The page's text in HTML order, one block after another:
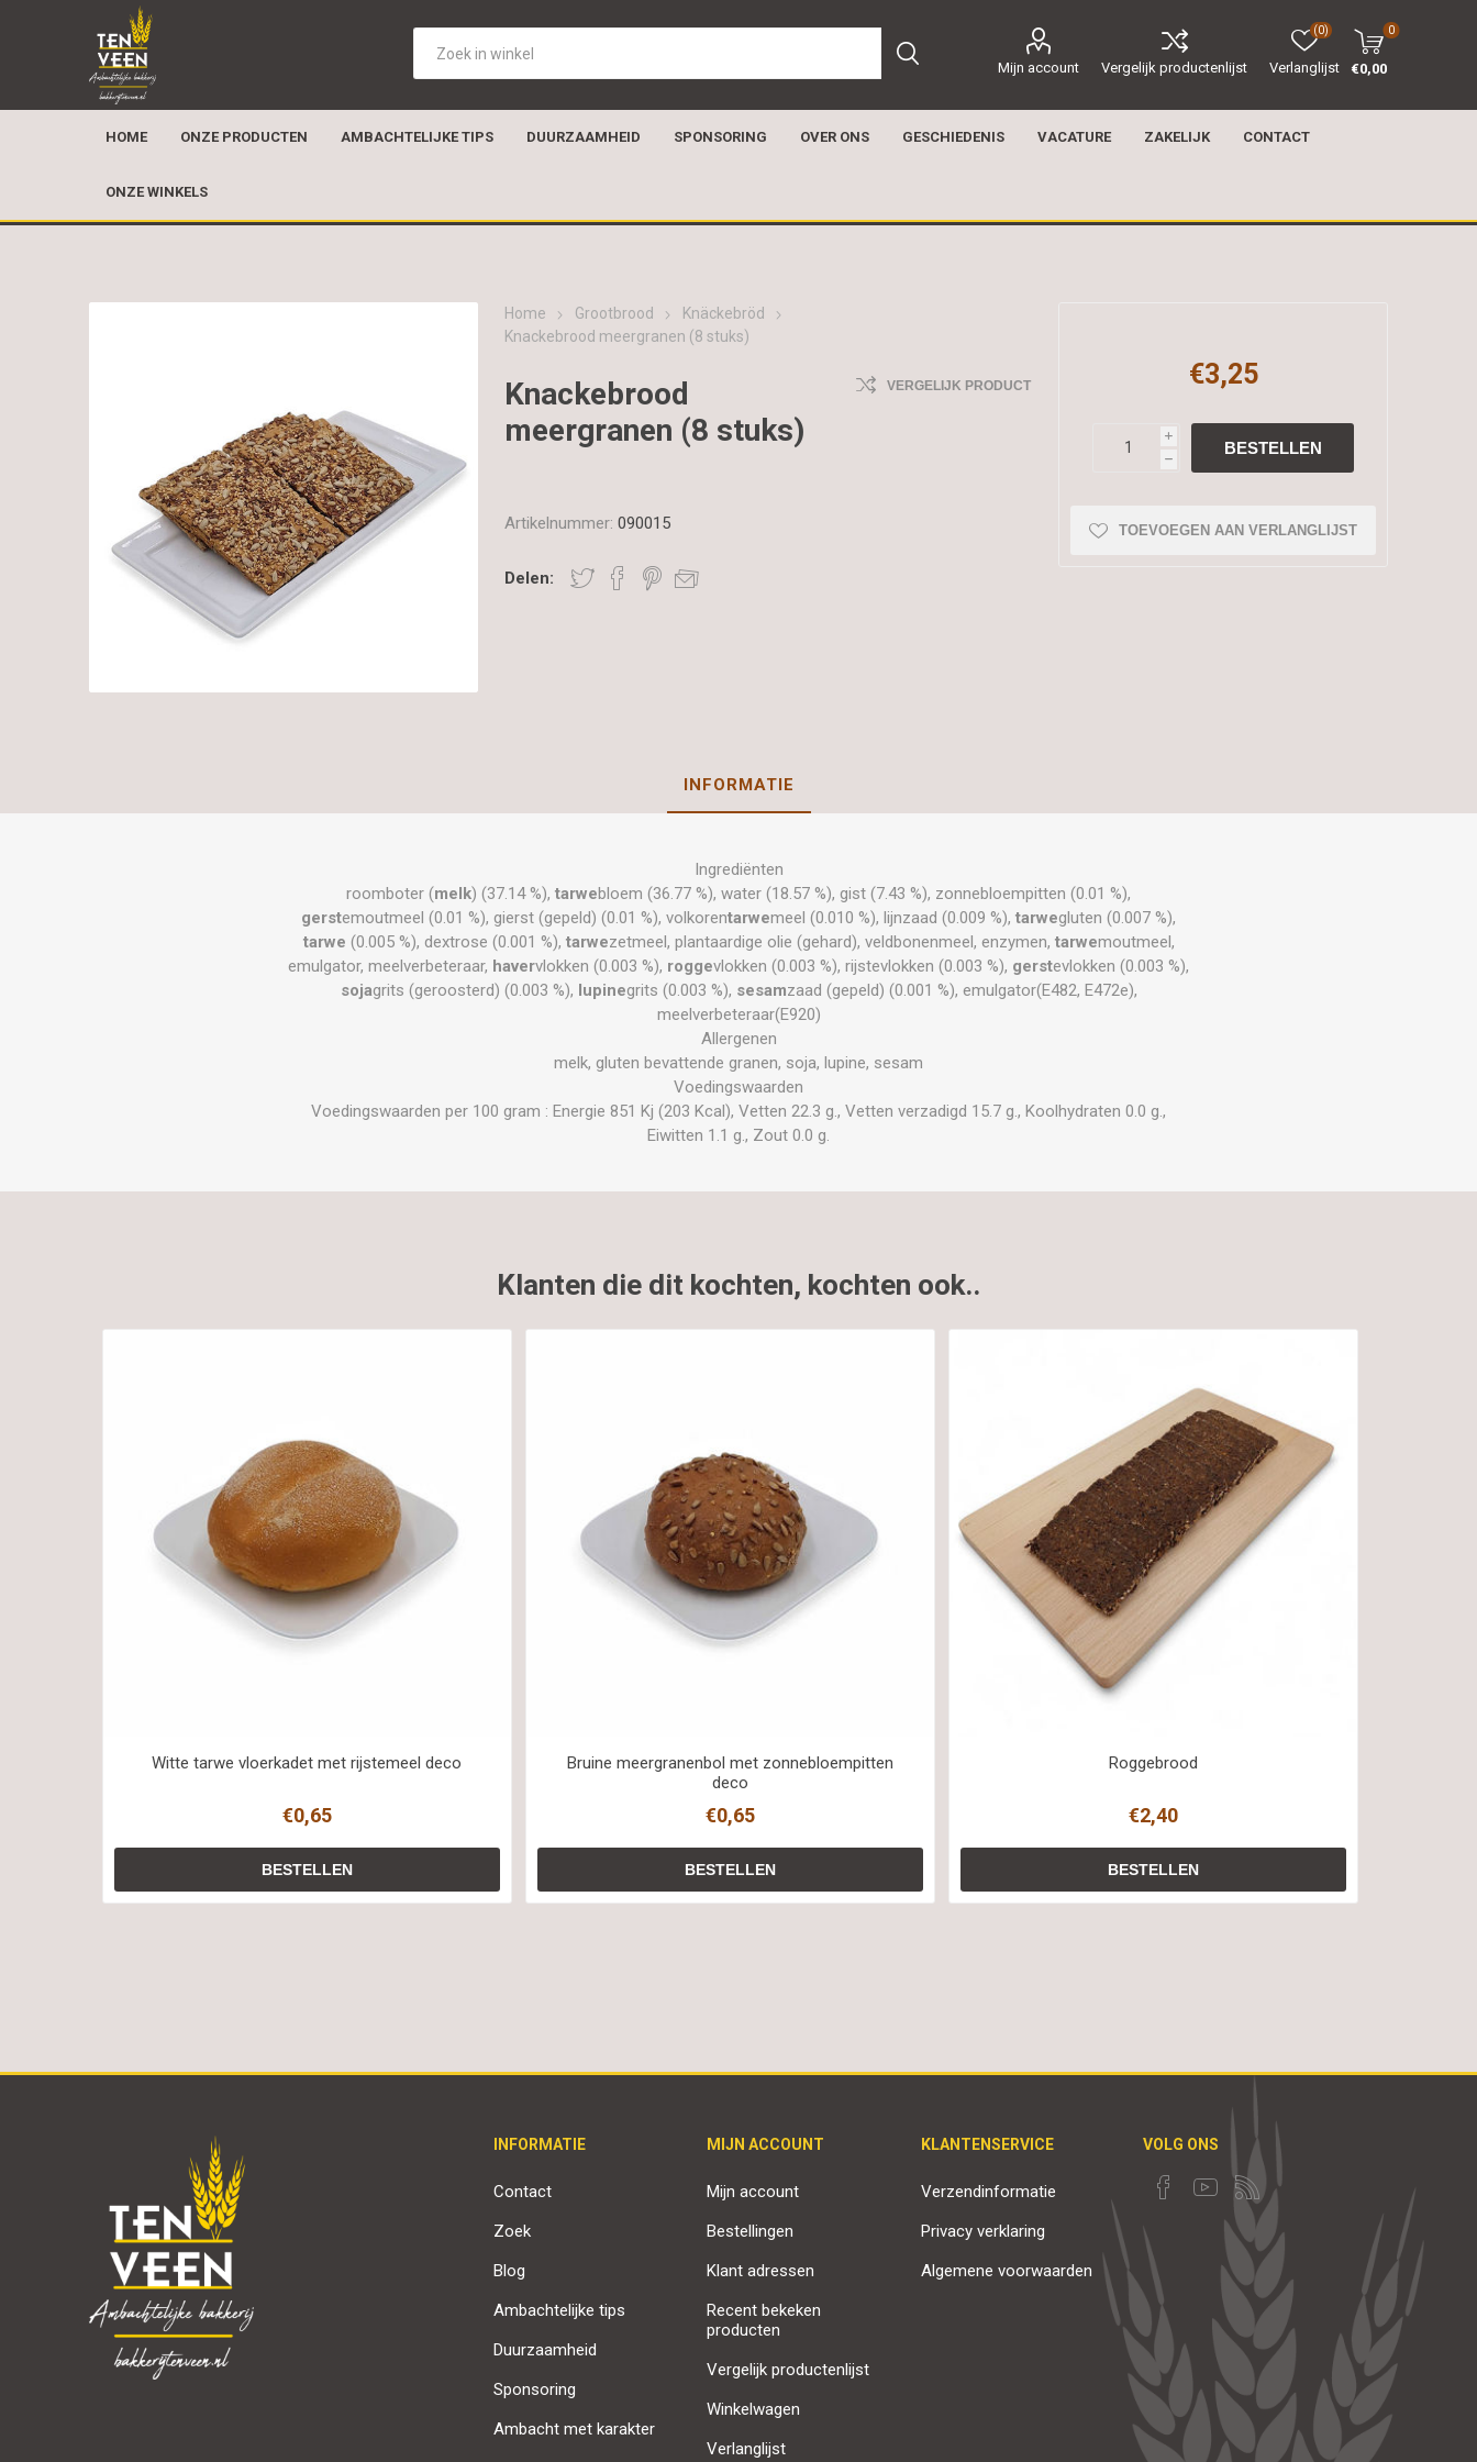
Mijn account Vergelijk productenlijst Verlanglijst
(0) 0
€0,00
HOME ONZE PRODUCTEN AMBACHTELIJKE TIPS DUURZAAMHEID SPONSORING OVER ONS GESCHIEDENIS VACATURE ZAKELIJK CONTACT
ONZE WINKELS
Home Grootbrood
Knäckebröd
Knackebrood meergranen (8 stuks)
Knackebrood
meergranen (8 stuks)
VERGELIJK PRODUCT
Artikelnummer: 090015
Delen:
€3,25
i
h
TOEVOEGEN AAN VERLANGLIJST
INFORMATIE
Ingrediënten
roomboter (melk) (37.14 %), tarwebloem (36.77 %), water (18.57 %), gist (7.43 %), zonnebloempitten (0.01 %),
gerstemoutmeel (0.01 %), gierst (gepeld) (0.01 %), volkorentarwemeel (0.010 %), lijnzaad (0.009 %), tarwegluten (0.007 %),
tarwe (0.005 %), dextrose (0.001 %), tarwezetmeel, plantaardige olie (gehard), veldbonenmeel, enzymen, tarwemoutmeel,
emulgator, meelverbeteraar, havervlokken (0.003 %), roggevlokken (0.003 %), rijstevlokken (0.003 %), gerstevlokken (0.003 %),
sojagrits (geroosterd) (0.003 %), lupinegrits (0.003 %), sesamzaad (gepeld) (0.001 %), emulgator(E482, E472e),
meelverbeteraar(E920)
Allergenen
melk, gluten bevattende granen, soja, lupine, sesam
Voedingswaarden
Voedingswaarden per 100 gram : Energie 851 Kj (203 Kcal), Vetten 22.3 g., Vetten verzadigd 15.7 g., Koolhydraten 0.0 g.,
Eiwitten 1.1 g., Zout 0.0 g.
Klanten die dit kochten, kochten ook..
Witte tarwe vloerkadet met rijstemeel deco
€0,65
Bruine meergranenbol met zonnebloempitten
deco
€0,65
Roggebrood
€2,40
INFORMATIE
Contact
Zoek
Blog
Ambachtelijke tips
Duurzaamheid
Sponsoring
Ambacht met karakter
MIJN ACCOUNT
Mijn account
Bestellingen
Klant adressen
Recent bekeken
producten
Vergelijk productenlijst
Winkelwagen
Verlanglijst
KLANTENSERVICE
Verzendinformatie
Privacy verklaring
Algemene voorwaarden
VOLG ONS